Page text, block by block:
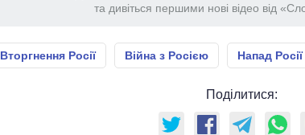
та дивіться першими нові відео від
Вторгнення Росії Війна з Росією Напад
Поділитися: